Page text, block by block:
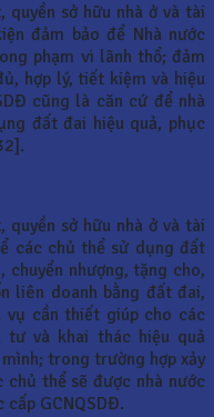
quyền sở hữu nhà ở và tài
đảm bảo để Nhà nước
phạm vi lãnh thổ; đảm
hợp lý, tiết kiệm và hiệu
cũng là căn cứ để nhà
đất đai hiệu quả, phục
quyền sở hữu nhà ở và tài
các chủ thể sử dụng đất
chuyển nhượng, tặng cho,
liên doanh bằng đất đai,
vụ cần thiết giúp cho các
và khai thác hiệu quả
trong trường hợp xảy
chủ thể sẽ được nhà nước
GCNQSDĐ.